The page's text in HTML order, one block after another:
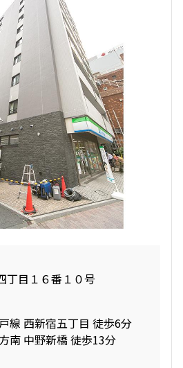
丁目１６番１０号
線 西新宿五丁目 徒歩6分
南 中野新橋 徒歩13分